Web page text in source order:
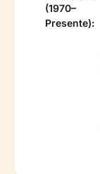
(1970–
Presente):